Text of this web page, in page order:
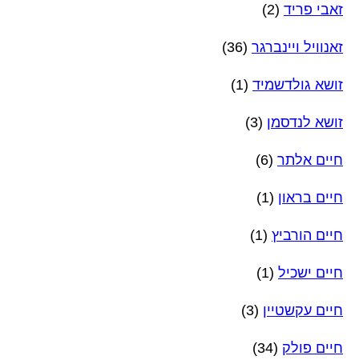
זאבי פריד (2)
זאנוויל ויינברגר (36)
זושא גולדשמיד (1)
זושא לנדסמן (3)
חיים אלתר (6)
חיים בראון (1)
חיים הורביץ (1)
חיים ישכיל (1)
חיים עקשטיין (3)
חיים פולק (34)